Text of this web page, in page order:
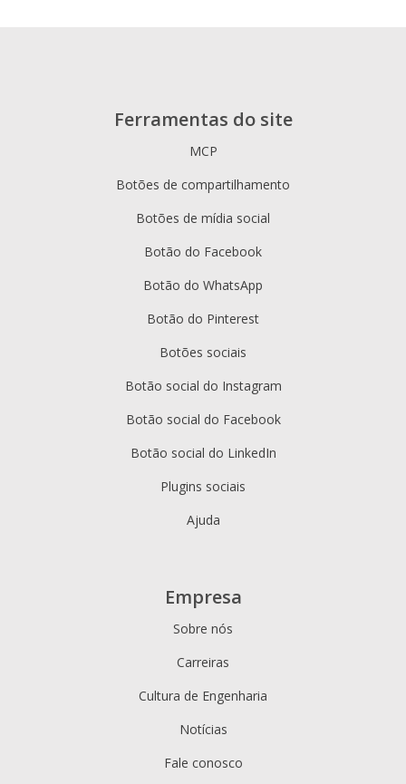
Ferramentas do site
MCP
Botões de compartilhamento
Botões de mídia social
Botão do Facebook
Botão do WhatsApp
Botão do Pinterest
Botões sociais
Botão social do Instagram
Botão social do Facebook
Botão social do LinkedIn
Plugins sociais
Ajuda
Empresa
Sobre nós
Carreiras
Cultura de Engenharia
Notícias
Fale conosco